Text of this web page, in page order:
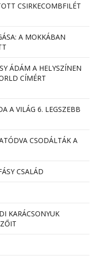
CSIRKECOMBFILÉT
A MOKKÁBAN
ÁDÁM A HELYSZÍNEN
CÍMÉRT
A VILÁG 6. LEGSZEBB
CSODÁLTÁK A
CSALÁD
KARÁCSONYUK